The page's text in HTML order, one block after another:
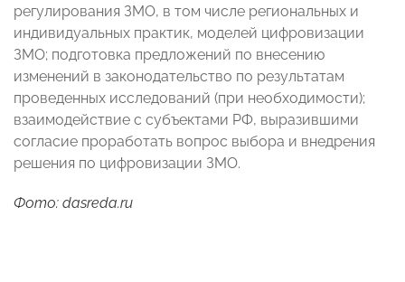
регулирования ЗМО, в том числе региональных и
индивидуальных практик, моделей цифровизации
ЗМО; подготовка предложений по внесению
изменений в законодательство по результатам
проведенных исследований (при необходимости);
взаимодействие с субъектами РФ, выразившими
согласие проработать вопрос выбора и внедрения
решения по цифровизации ЗМО.
Фото: dasreda.ru